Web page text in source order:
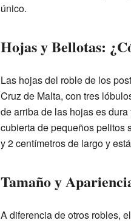
único.
Hojas y Bellotas:
Las hojas del roble de los
Cruz de Malta, con tres
de arriba de las hojas es
cubierta de pequeños pelitos
y 2 centímetros de largo y
Tamaño y
A diferencia de otros robles,